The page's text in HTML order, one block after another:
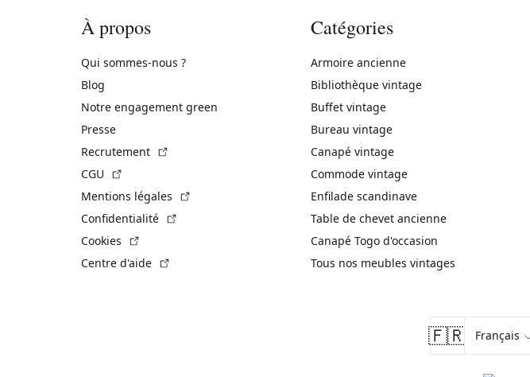
À propos
Qui sommes-nous ?
Blog
Notre engagement green
Presse
Recrutement
CGU
Mentions légales
Confidentialité
Cookies
Centre d'aide
Catégories
Armoire ancienne
Bibliothèque vintage
Buffet vintage
Bureau vintage
Canapé vintage
Commode vintage
Enfilade scandinave
Table de chevet ancienne
Canapé Togo d'occasion
Tous nos meubles vintages
🇫🇷